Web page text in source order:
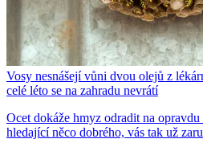
Vosy nesnášejí vůni dvou olejů z
celé léto se na zahradu nevrátí
Ocet dokáže hmyz odradit na
hledající něco dobrého, vás tak už